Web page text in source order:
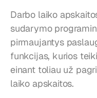
Darbo laiko
sudarymo
pirmaujantys
funkcijas, kurios
einant toliau už
laiko apskaitos.